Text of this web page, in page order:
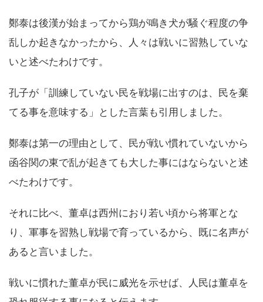
鄭泰は後漢が始まってから鶏が鳴き犬が騒ぐ程度の争
乱しか起きなかったから、人々は戦いに習熟していな
いと述べたわけです。
孔子が「訓練していない民を戦場に出すのは、民を棄
てる事を意味する」とした言葉も引用しました。
鄭泰は第一の理由として、民が戦い慣れていないから
函谷関の東で乱が起きても大した事にはならないと述
べたわけです。
それに比べ、董卓は西州におり若い頃から将軍とな
り、軍事を習熟し戦場で育っているから、既に名声が
あると言いました。
戦いに慣れた董卓が民に威光を示せば、人民は董卓を